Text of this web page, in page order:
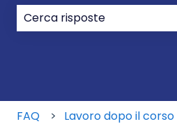
FAQ Lavoro dopo il corso